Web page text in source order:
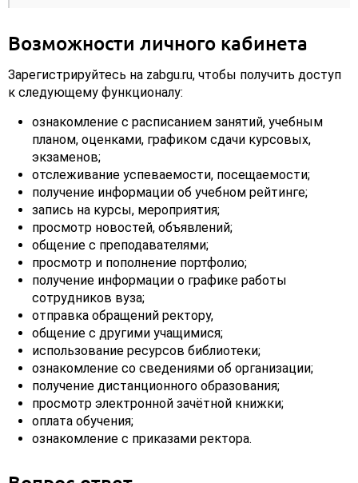
Возможности личного кабинета
Зарегистрируйтесь на zabgu.ru, чтобы получить доступ
к следующему функционалу:
ознакомление с расписанием занятий, учебным
планом, оценками, графиком сдачи курсовых,
экзаменов;
отслеживание успеваемости, посещаемости;
получение информации об учебном рейтинге;
запись на курсы, мероприятия;
просмотр новостей, объявлений;
общение с преподавателями;
просмотр и пополнение портфолио;
получение информации о графике работы
сотрудников вуза;
отправка обращений ректору,
общение с другими учащимися;
использование ресурсов библиотеки;
ознакомление со сведениями об организации;
получение дистанционного образования;
просмотр электронной зачётной книжки;
оплата обучения;
ознакомление с приказами ректора.